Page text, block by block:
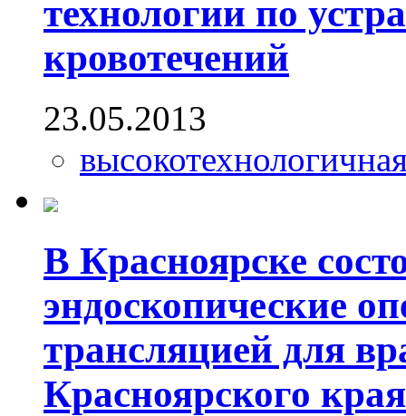
технологии по
кровотечений
23.05.2013
В Красноярске
эндоскопические
трансляцией для
Красноярского